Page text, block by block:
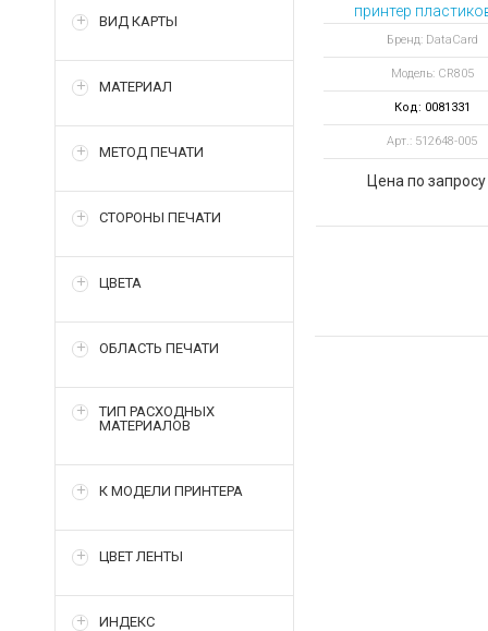
ВИД КАРТЫ
МАТЕРИАЛ
МЕТОД ПЕЧАТИ
СТОРОНЫ ПЕЧАТИ
ЦВЕТА
ОБЛАСТЬ ПЕЧАТИ
ТИП РАСХОДНЫХ
МАТЕРИАЛОВ
К МОДЕЛИ ПРИНТЕРА
ЦВЕТ ЛЕНТЫ
ИНДЕКС
принтер
карт Entrust
двусторонний
модулями
магнитной
Indentive
Бренд: DataCard
Модель: CR805
Код: 0081331
Арт.: 512648-005
Цена по запросу